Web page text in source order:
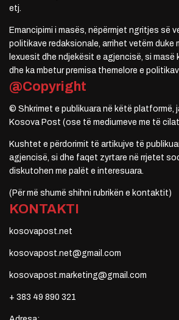
etj.
Emancipimi i masës, nëpërmjet ngritjes së
politikave redaksionale, arrihet vetëm duke
lexuesit dhe ndjekësit e agjencisë, si masë
dhe ka mbetur premisa themelore e
@Copyright
© Shkrimet e publikuara në këtë platformë,
Kosova Post (ose të mediumeve me të
Kushtet e përdorimit të artikujve të
agjencisë, si dhe faqet zyrtare në rrjetet
diskutohen me palët e interesuara.
(Për më shumë shihni rubrikën e kontaktit)
KONTAKTI
kosovapost.net
kosovapost.net@gmail.com
kosovapost.marketing@gmail.com
+ 383 49 890 321